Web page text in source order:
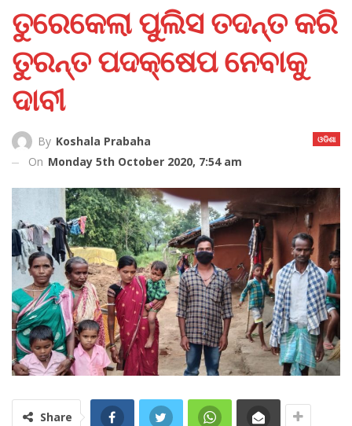
ତୁରେକେଲା ପୁଲିସ ତଦନ୍ତ କରି
ତୁରନ୍ତ ପଦକ୍ଷେପ ନେବାକୁ
ଦାବୀ
ଓଡିଶା
By Koshala Prabaha
On Monday 5th October 2020, 7:54 am
Share